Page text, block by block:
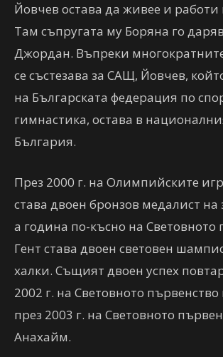
Йовчев остава да живее и
Там съпругата му Боряна го
Джордан. Въпреки
се състезава за САЩ, Йовчев,
на Българската федерация по
гимнастика, остава в
България.
През 2000 г. на Олимпийските
става двоен бронзов медалист на
а година по-късно на Световното
Гент става двоен световен
халки. Същият двоен успех
2002 г. на Световното
през 2003 г. на Световното
Анахайм.